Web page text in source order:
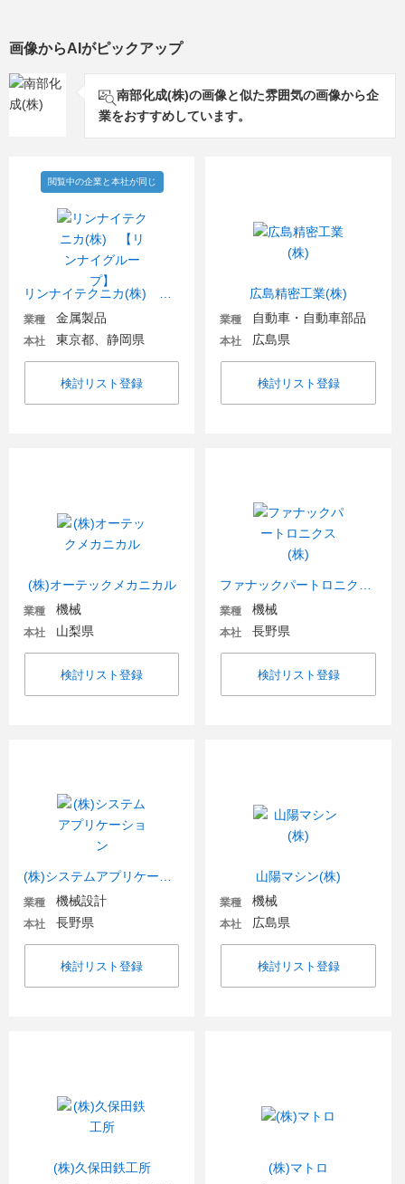
画像からAIがピックアップ
南部化成(株)の画像と似た雰囲気の画像から企
業をおすすめしています。
閲覧中の企業と本社が同じ
業種 金属製品
本社 東京都、静岡県
検討リスト登録
広島精密工業(株)
業種 自動車・自動車部品
本社 広島県
検討リスト登録
(株)オーテックメカニカル
業種 機械
本社 山梨県
検討リスト登録
業種 機械
本社 長野県
検討リスト登録
業種 機械設計
本社 長野県
検討リスト登録
山陽マシン(株)
業種 機械
本社 広島県
検討リスト登録
(株)久保田鉄工所 (株)マトロ